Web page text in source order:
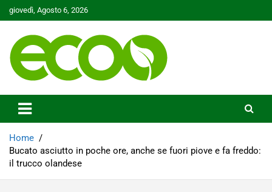
Skip
to
giovedì, Agosto 6, 2026
Ecoo.it
Home
Bucato asciutto in poche ore, anche se fuori piove e fa freddo:
il trucco olandese